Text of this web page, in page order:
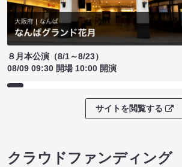
８月本公演（8/1～8/23）
08/09 09:30 開場 10:00 開演
サイトを閲覧する
クラウドファンディング